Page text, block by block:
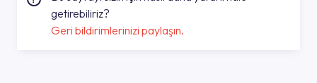
getirebiliriz?
Geri bildirimlerinizi paylaşın.